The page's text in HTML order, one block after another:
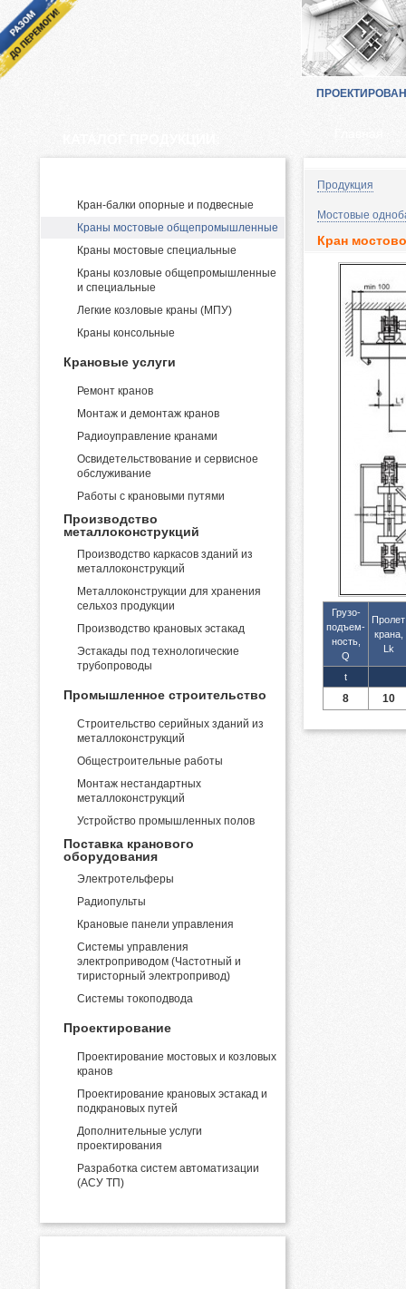
Кран-балки опорные и подвесные
Краны мостовые общепромышленные
Краны мостовые специальные
Краны козловые общепромышленные
и специальные
Легкие козловые краны (МПУ)
Краны консольные
Крановые услуги
Ремонт кранов
Монтаж и демонтаж кранов
Радиоуправление кранами
Освидетельствование и сервисное
обслуживание
Работы с крановыми путями
Производство
металлоконструкций
Производство каркасов зданий из
металлоконструкций
Металлоконструкции для хранения
сельхоз продукции
Производство крановых эстакад
Эстакады под технологические
трубопроводы
Промышленное строительство
Строительство серийных зданий из
металлоконструкций
Общестроительные работы
Монтаж нестандартных
металлоконструкций
Устройство промышленных полов
Поставка кранового
оборудования
Электротельферы
Радиопульты
Крановые панели управления
Системы управления
электроприводом (Частотный и
тиристорный электропривод)
Системы токоподвода
Проектирование
Проектирование мостовых и козловых
кранов
Проектирование крановых эстакад и
подкрановых путей
Дополнительные услуги
проектирования
Разработка систем автоматизации
(АСУ ТП)
Продукция
Мостовые
Кран
Грузо-
подъем-
ность,
Q
Пролет
крана,
Lk
t
8 10